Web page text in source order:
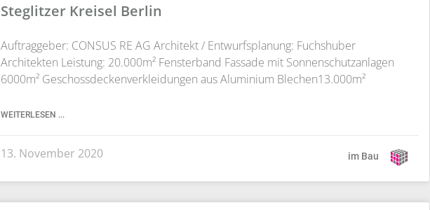
im Bau
Steglitzer Kreisel Berlin
Auftraggeber: CONSUS RE AG Architekt / Entwurfsplanung: Fuchshuber
Architekten Leistung: 20.000m² Fensterband Fassade mit Sonnenschutzanlagen
6000m² Geschossdeckenverkleidungen aus Aluminium Blechen13.000m²
WEITERLESEN ...
13. November 2020